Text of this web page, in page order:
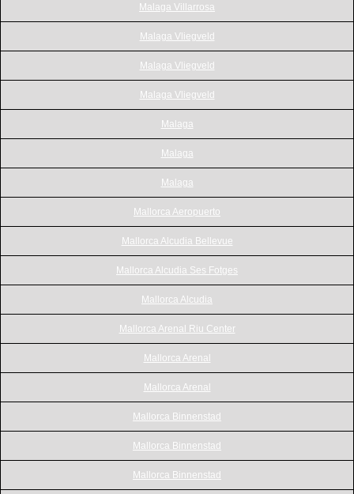
Malaga Villarrosa
Malaga Vliegveld
Malaga Vliegveld
Malaga Vliegveld
Malaga
Malaga
Malaga
Mallorca Aeropuerto
Mallorca Alcudia Bellevue
Mallorca Alcudia Ses Fotges
Mallorca Alcudia
Mallorca Arenal Riu Center
Mallorca Arenal
Mallorca Arenal
Mallorca Binnenstad
Mallorca Binnenstad
Mallorca Binnenstad